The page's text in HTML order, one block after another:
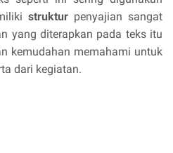
struktur penyajian sangat
yang diterapkan pada teks itu
kemudahan memahami untuk
dari kegiatan.